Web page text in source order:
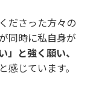
ださった方々の
同時に私自身が
」と強く願い、
感じています。